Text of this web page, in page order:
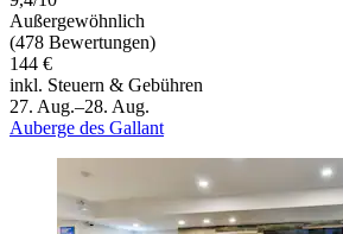
Außergewöhnlich
(478 Bewertungen)
144 €
inkl. Steuern & Gebühren
27. Aug.–28. Aug.
Auberge des Gallant